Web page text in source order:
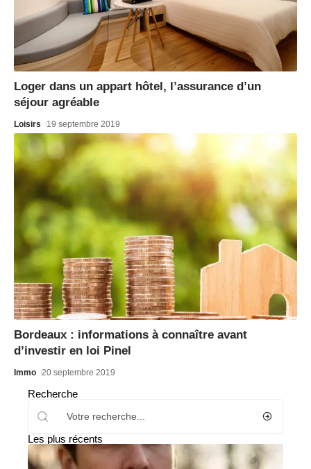
Loger dans un appart hôtel, l’assurance d’un
séjour agréable
Loisirs 19 septembre 2019
Bordeaux : informations à connaître avant
d’investir en loi Pinel
Immo 20 septembre 2019
Recherche
Les plus récents